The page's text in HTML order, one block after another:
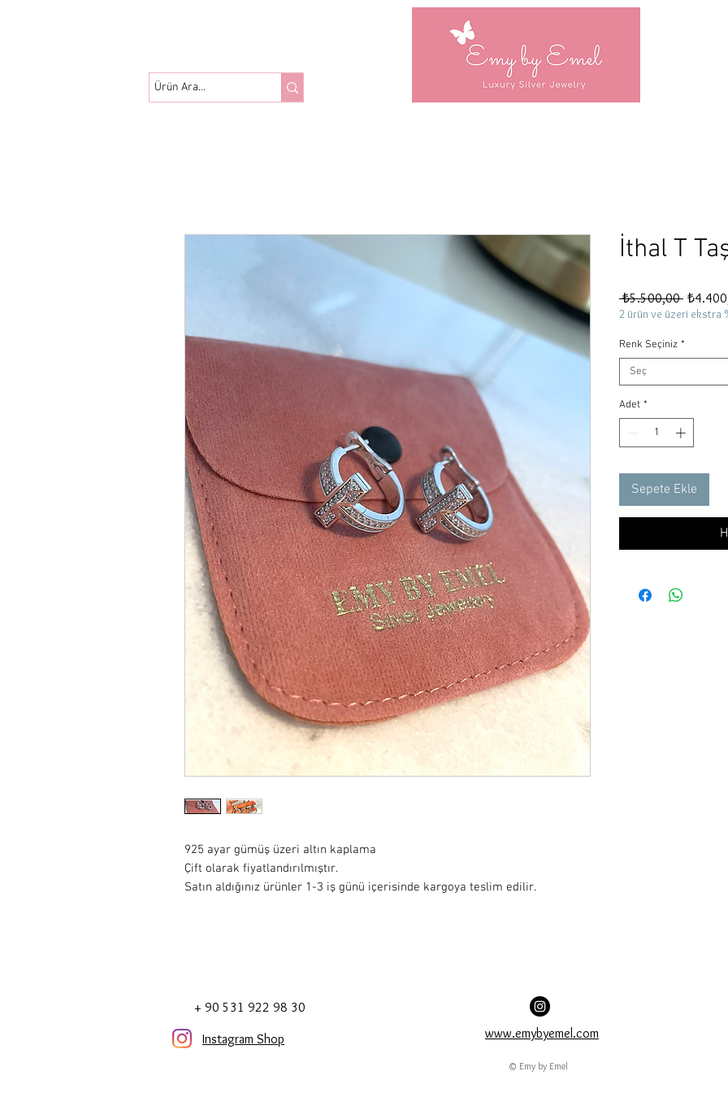
925 ayar gümüş üzeri altın kaplama
Çift olarak fiyatlandırılmıştır.
Satın aldığınız ürünler 1-3 iş günü içerisinde kargoya teslim edilir.
İthal T
₺5.500,00 Normal
Fiyat
2 ürün ve üzeri ekstra
Renk Seçiniz *
Seç
Adet *
Sepete Ekle
+ 90 531 922 98 30
Instagram Shop www.emybyemel.com
© Emy by Emel